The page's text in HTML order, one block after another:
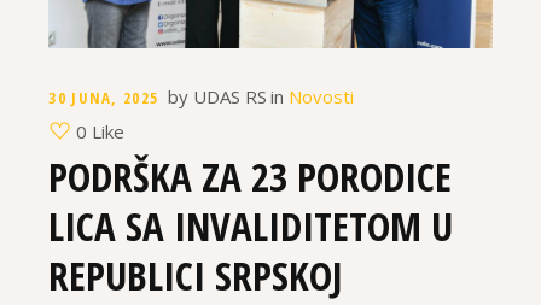
30 JUNA, 2025 by UDAS RS in Novosti
0 Like
PODRŠKA ZA 23 PORODICE
LICA SA INVALIDITETOM U
REPUBLICI SRPSKOJ